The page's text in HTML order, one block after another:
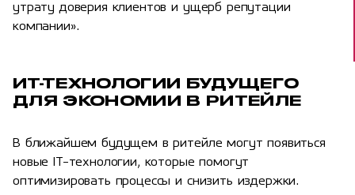
утрату доверия клиентов и ущерб репутации
компании».
ИТ-ТЕХНОЛОГИИ БУДУЩЕГО
ДЛЯ ЭКОНОМИИ В РИТЕЙЛЕ
В ближайшем будущем в ритейле могут появиться
новые IT-технологии, которые помогут
оптимизировать процессы и снизить издержки.